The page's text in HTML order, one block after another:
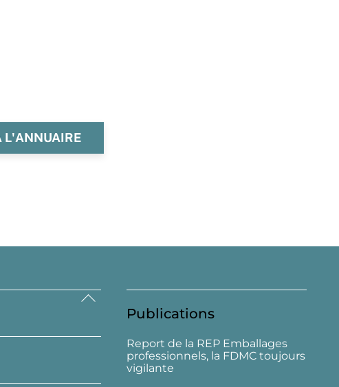
L'ANNUAIRE
Back
Top
Publications
Report de la REP Emballages
professionnels, la FDMC toujours
vigilante